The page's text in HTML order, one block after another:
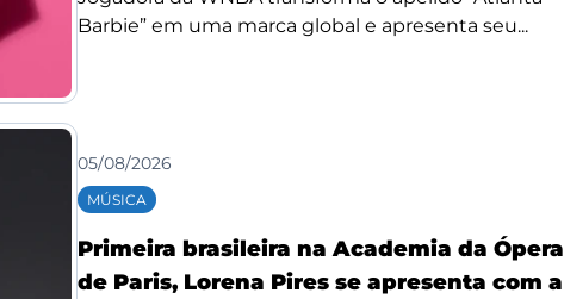
Barbie” em uma marca global e apresenta seu...
05/08/2026
MÚSICA
Primeira brasileira na Academia da Ópera
de Paris, Lorena Pires se apresenta com a